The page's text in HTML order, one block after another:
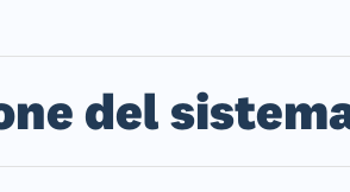
del